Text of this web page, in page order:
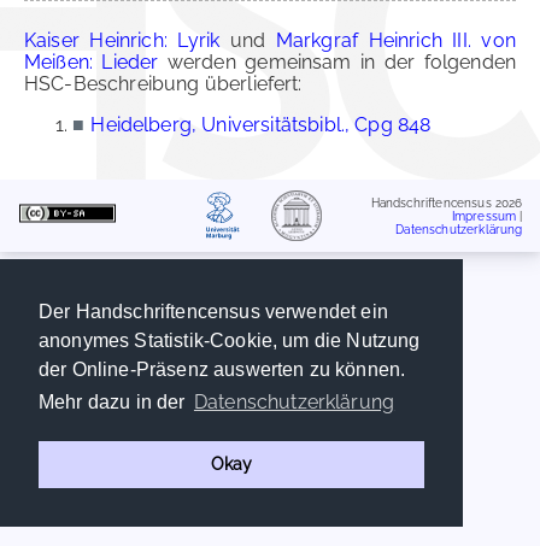
Der Handschriftencensus verwendet ein
anonymes Statistik-Cookie, um die Nutzung
der Online-Präsenz auswerten zu können.
Mehr dazu in der Datenschutzerklärung
Okay
Kaiser Heinrich: Lyrik und Markgraf Heinrich III. von
Meißen: Lieder werden gemeinsam in der folgenden
HSC-Beschreibung überliefert:
■ Heidelberg, Universitätsbibl., Cpg 848
Handschriftencensus 2026
Impressum
Datenschutzerklärung